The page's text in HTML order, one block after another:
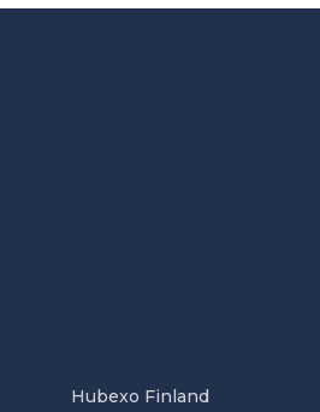
Hubexo Finland